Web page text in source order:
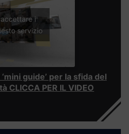
i
servizio
guide’ per la sfida del
CLICCA PER IL VIDEO